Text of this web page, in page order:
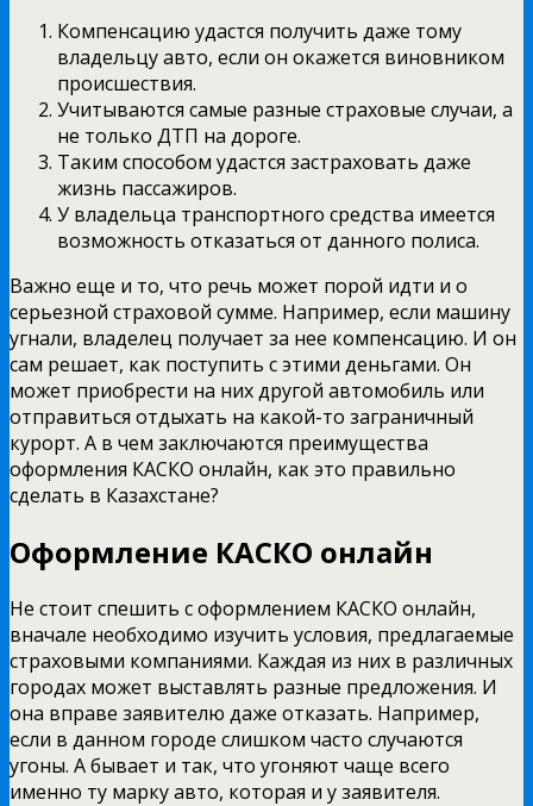
Компенсацию удастся получить даже тому
владельцу авто, если он окажется виновником
происшествия.
Учитываются самые разные страховые случаи, а
не только ДТП на дороге.
Таким способом удастся застраховать даже
жизнь пассажиров.
У владельца транспортного средства имеется
возможность отказаться от данного полиса.
Важно еще и то, что речь может порой идти и о
серьезной страховой сумме. Например, если машину
угнали, владелец получает за нее компенсацию. И он
сам решает, как поступить с этими деньгами. Он
может приобрести на них другой автомобиль или
отправиться отдыхать на какой-то заграничный
курорт. А в чем заключаются преимущества
оформления КАСКО онлайн, как это правильно
сделать в Казахстане?
Оформление КАСКО онлайн
Не стоит спешить с оформлением КАСКО онлайн,
вначале необходимо изучить условия, предлагаемые
страховыми компаниями. Каждая из них в различных
городах может выставлять разные предложения. И
она вправе заявителю даже отказать. Например,
если в данном городе слишком часто случаются
угоны. А бывает и так, что угоняют чаще всего
именно ту марку авто, которая и у заявителя.